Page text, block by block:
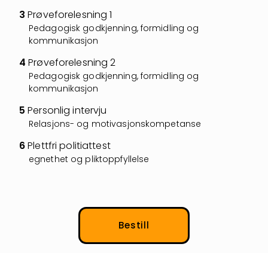
3 Prøveforelesning 1
Pedagogisk godkjenning, formidling og
kommunikasjon
4 Prøveforelesning 2
Pedagogisk godkjenning, formidling og
kommunikasjon
5 Personlig intervju
Relasjons- og motivasjonskompetanse
6Plettfri politiattest
egnethet og pliktoppfyllelse
Bestill